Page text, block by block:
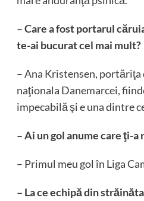
– Care a fost portarul
te-ai bucurat cel mai mult?
– Ana Kristensen, portăriţa
naţionala Danemarcei,
impecabilă şi e una dintre
– Ai un gol anume care ţi-
– Primul meu gol în Liga
– La ce echipă din